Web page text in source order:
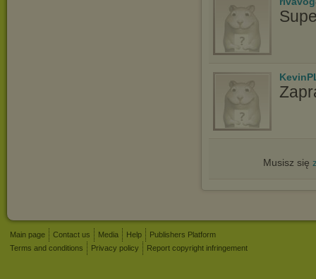
Musisz się
Main page Contact us Media Help
Publishers Platform
Terms and conditions
Privacy policy Report copyright infringement